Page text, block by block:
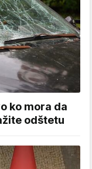
ko mora da
odštetu